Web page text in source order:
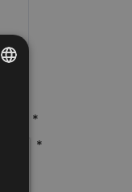
*
*